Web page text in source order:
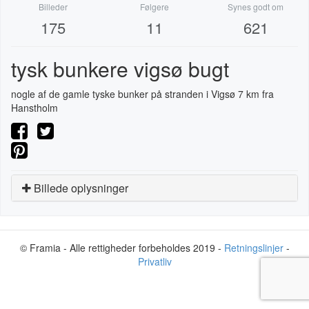
Billeder
175
Følgere
11
Synes godt om
621
tysk bunkere vigsø bugt
nogle af de gamle tyske bunker på stranden i Vigsø 7 km fra
Hanstholm
Billede oplysninger
© Framia - Alle rettigheder forbeholdes 2019 - Retningslinjer-
Privatliv